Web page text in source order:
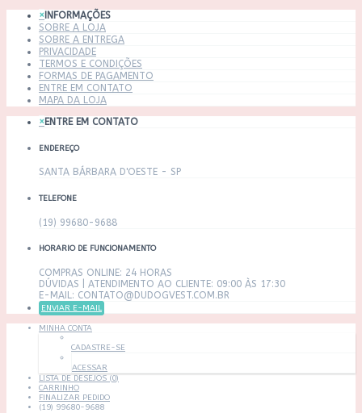
× INFORMAÇÕES
SOBRE A LOJA
SOBRE A ENTREGA
PRIVACIDADE
TERMOS E CONDIÇÕES
FORMAS DE PAGAMENTO
ENTRE EM CONTATO
MAPA DA LOJA
×ENTRE EM CONTATO
ENDEREÇO
SANTA BÁRBARA D'OESTE - SP
TELEFONE
(19) 99680-9688
HORARIO DE FUNCIONAMENTO
COMPRAS ONLINE: 24 HORAS
DÚVIDAS | ATENDIMENTO AO CLIENTE: 09:00 ÀS 17:30
E-MAIL: CONTATO@DUDOGVEST.COM.BR
ENVIAR E-MAIL
MINHA CONTA
CADASTRE-SE
ACESSAR
LISTA DE DESEJOS (0)
CARRINHO
FINALIZAR PEDIDO
(19) 99680-9688